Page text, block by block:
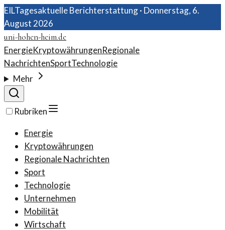
EILTagesaktuelle Berichterstattung · Donnerstag, 6.
August 2026
uni-hohen-heim.de
EnergieKryptowährungenRegionale
NachrichtenSportTechnologie
Mehr
Rubriken
Energie
Kryptowährungen
Regionale Nachrichten
Sport
Technologie
Unternehmen
Mobilität
Wirtschaft